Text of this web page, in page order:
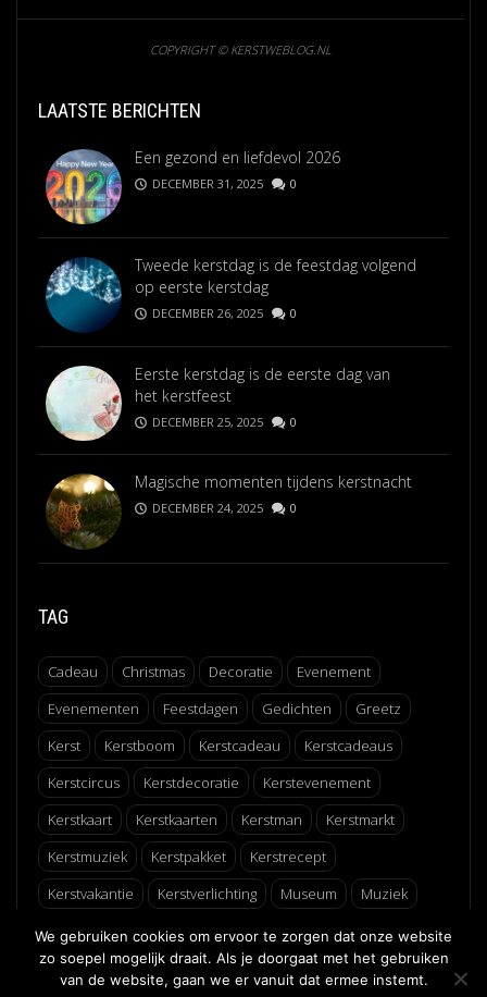
COPYRIGHT © KERSTWEBLOG.NL
LAATSTE BERICHTEN
Een gezond en liefdevol 2026
DECEMBER 31, 2025 0
Tweede kerstdag is de feestdag volgend
op eerste kerstdag
DECEMBER 26, 2025 0
Eerste kerstdag is de eerste dag van
het kerstfeest
DECEMBER 25, 2025 0
Magische momenten tijdens kerstnacht
DECEMBER 24, 2025 0
TAG
Cadeau Christmas Decoratie
Evenement
Evenementen
Feestdagen Gedichten
Greetz
Kerst
Kerstboom Kerstcadeau
Kerstcadeaus
Kerstcircus
Kerstdecoratie
Kerstevenement
Kerstkaart
Kerstkaarten Kerstman
Kerstmarkt
Kerstmuziek
Kerstpakket
Kerstrecept
Kerstvakantie
Kerstverlichting Museum
Muziek
Recept
Schaatsen Winter Winterfair
We gebruiken cookies om ervoor te zorgen dat onze website
zo soepel mogelijk draait. Als je doorgaat met het gebruiken
van de website, gaan we er vanuit dat ermee instemt.